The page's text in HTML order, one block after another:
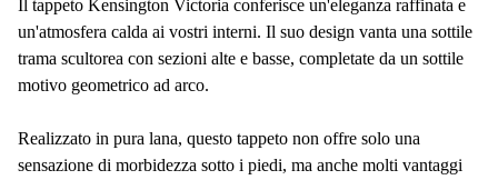
Il tappeto Kensington Victoria conferisce un'eleganza raffinata e
un'atmosfera calda ai vostri interni. Il suo design vanta una sottile
trama scultorea con sezioni alte e basse, completate da un sottile
motivo geometrico ad arco.
Realizzato in pura lana, questo tappeto non offre solo una
sensazione di morbidezza sotto i piedi, ma anche molti vantaggi